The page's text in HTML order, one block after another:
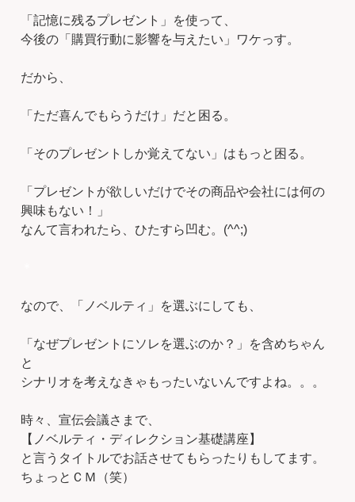
「記憶に残るプレゼント」を使って、
今後の「購買行動に影響を与えたい」ワケっす。
だから、
「ただ喜んでもらうだけ」だと困る。
「そのプレゼントしか覚えてない」はもっと困る。
「プレゼントが欲しいだけでその商品や会社には何の
興味もない！」
なんて言われたら、ひたすら凹む。(^^;)
なので、「ノベルティ」を選ぶにしても、
「なぜプレゼントにソレを選ぶのか？」を含めちゃん
と
シナリオを考えなきゃもったいないんですよね。。。
時々、宣伝会議さまで、
【ノベルティ・ディレクション基礎講座】
と言うタイトルでお話させてもらったりもしてます。
ちょっとＣＭ（笑）